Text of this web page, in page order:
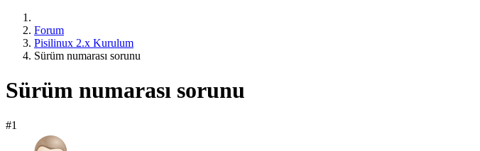
Forum
Pisilinux 2.x Kurulum
Sürüm numarası sorunu
Sürüm numarası sorunu
#1